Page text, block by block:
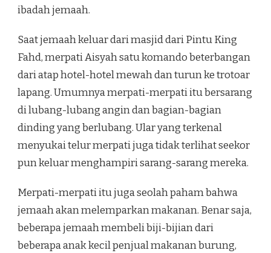
ibadah jemaah.
Saat jemaah keluar dari masjid dari Pintu King
Fahd, merpati Aisyah satu komando beterbangan
dari atap hotel-hotel mewah dan turun ke trotoar
lapang. Umumnya merpati-merpati itu bersarang
di lubang-lubang angin dan bagian-bagian
dinding yang berlubang. Ular yang terkenal
menyukai telur merpati juga tidak terlihat seekor
pun keluar menghampiri sarang-sarang mereka.
Merpati-merpati itu juga seolah paham bahwa
jemaah akan melemparkan makanan. Benar saja,
beberapa jemaah membeli biji-bijian dari
beberapa anak kecil penjual makanan burung,